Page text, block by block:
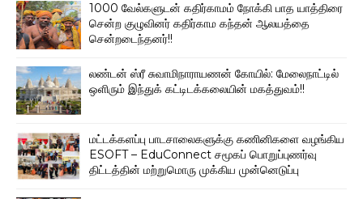
1000 வேல்களுடன் கதிர்காமம் நோக்கி பாத யாத்திரை
சென்ற குழுவினர் கதிர்காம கந்தன் ஆலயத்தை
சென்றடைந்தனர்!!
லண்டன் ஸ்ரீ சுவாமிநாராயணன் கோயில்: மேலைநாட்டில்
ஒளிரும் இந்துக் கட்டிடக்கலையின் மகத்துவம்!!
மட்டக்களப்பு பாடசாலைகளுக்கு கணினிகளை வழங்கிய
ESOFT – EduConnect சமூகப் பொறுப்புணர்வு
திட்டத்தின் மற்றுமொரு முக்கிய முன்னெடுப்பு